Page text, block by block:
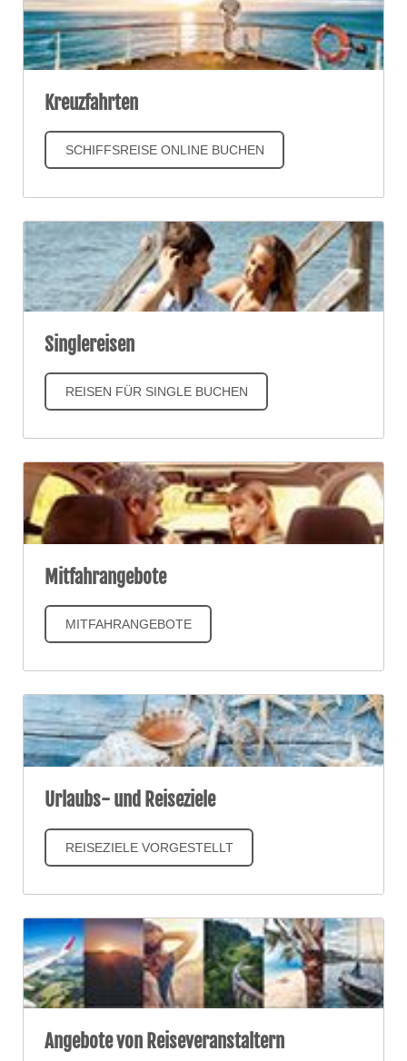
Kreuzfahrten
SCHIFFSREISE ONLINE BUCHEN
Singlereisen
REISEN FÜR SINGLE BUCHEN
Mitfahrangebote
MITFAHRANGEBOTE
Urlaubs- und Reiseziele
REISEZIELE VORGESTELLT
Angebote von Reiseveranstaltern